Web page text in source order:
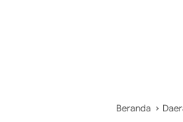
Beranda